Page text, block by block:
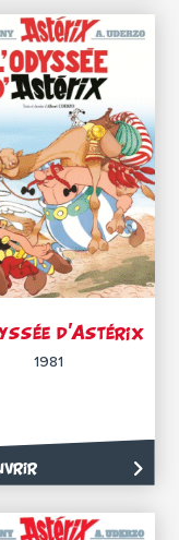
d’Astérix
1981